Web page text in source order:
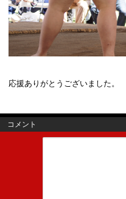
応援ありがとうございました。
コメント